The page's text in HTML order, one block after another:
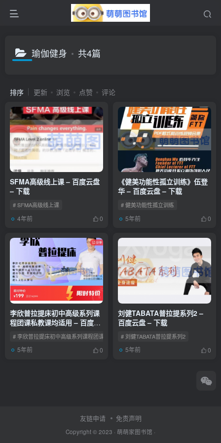
瑜伽健身 共4篇
排序 更新 浏览 点赞 评论
SFMA高级线上课 – 百度云盘
– 下载
# SFMA高级线上课
4年前 0
《健美功能性孤立训练》伍登
华 – 百度云盘 – 下载
# 健美功能性孤立训练
5年前 0
李欣普拉提床初中高级系列课
程团课私教课均适用 – 百度云
盘 – 下载
# 李欣普拉提床初中高级系列课程团课私教课均适用
5年前 0
刘健TABATA普拉提系列2 –
百度云盘 – 下载
# 刘健TABATA普拉提系列2
5年前 0
友链申请 免责声明
Copyright © 2023 · 萌萌家图书馆 ·